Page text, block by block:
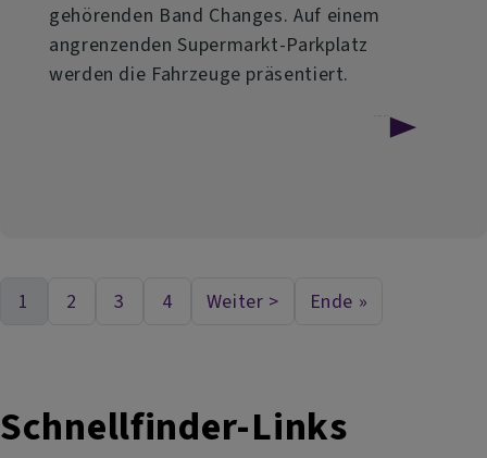
gehörenden Band Changes. Auf einem
angrenzenden Supermarkt-Parkplatz
werden die Fahrzeuge präsentiert.
Aktuelle Seite
1 Seite
2 Seite
3 Seite
4 Nächste Seite
Weiter > Last page
Ende »
Schnellfinder-Links